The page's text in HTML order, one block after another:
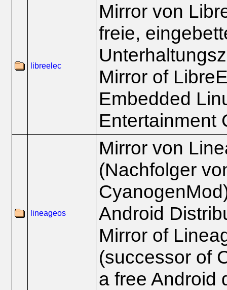
libreelec
Mirror von
freie,
Mirror of
Embedded
Entertainment
lineageos
Mirror von
(Nachfolger
Android
Mirror of
(successor of
a free Android